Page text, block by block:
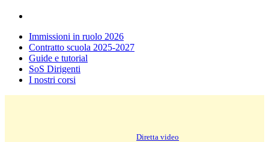
Immissioni in ruolo 2026
Contratto scuola 2025-2027
Guide e tutorial
SoS Dirigenti
I nostri corsi
Diretta video